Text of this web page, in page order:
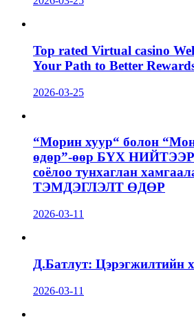
Top rated Virtual casino
Your Path to Better
2026-03-25
“Морин хуур“ болон
өдөр”-өөр БҮХ
соёлоо тунхаглан
ТЭМДЭГЛЭЛТ ӨДӨР
2026-03-11
Д.Батлут: Цэрэгжилтийн
2026-03-11